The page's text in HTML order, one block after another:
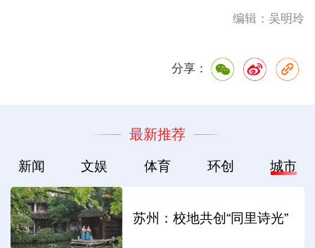
编辑：吴明玲
分享：
最新推荐
新闻 文娱 体育 环创 城市
苏州：校地共创“同里诗光”